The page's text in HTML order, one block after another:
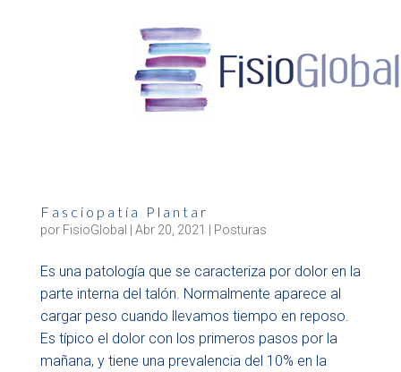
Fasciopatía Plantar
por FisioGlobal Abr 20, 2021 Posturas
Es una patología que se caracteriza por dolor en la
parte interna del talón. Normalmente aparece al
cargar peso cuando llevamos tiempo en reposo.
Es típico el dolor con los primeros pasos por la
mañana, y tiene una prevalencia del 10% en la